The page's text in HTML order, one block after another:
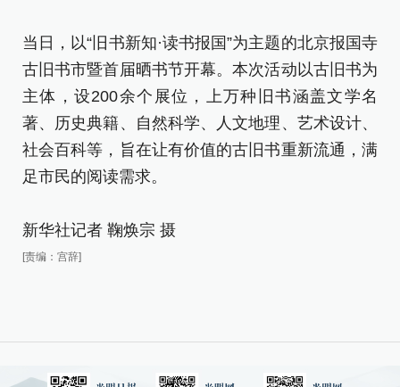
当日，以“旧书新知·读书报国”为主题的北京报国寺
古旧书市暨首届晒书节开幕。本次活动以古旧书为
主体，设200余个展位，上万种旧书涵盖文学名
著、历史典籍、自然科学、人文地理、艺术设计、
社会百科等，旨在让有价值的古旧书重新流通，满
足市民的阅读需求。
新华社记者 鞠焕宗 摄
[责编：宫辞]